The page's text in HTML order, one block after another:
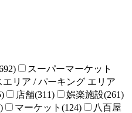
スーパーマーケット
エリア / パーキング エリア
店舗(311)
娯楽施設(261)
マーケット(124)
八百屋